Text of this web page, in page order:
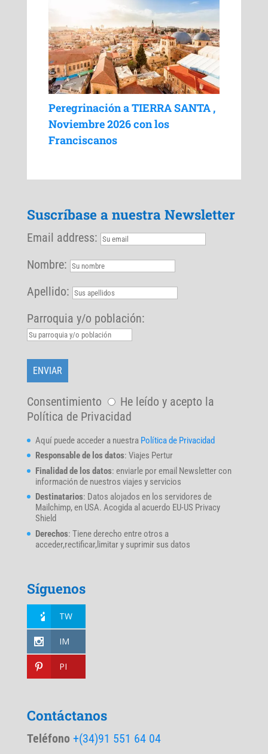
Peregrinación a TIERRA SANTA ,
Noviembre 2026 con los
Franciscanos
Suscríbase a nuestra Newsletter
Email address:
Nombre:
Apellido:
Parroquia y/o población:
Consentimiento
He leído y acepto la
Política de Privacidad
Aquí puede acceder a nuestra Política de Privacidad
Responsable de los datos: Viajes Pertur
Finalidad de los datos: enviarle por email Newsletter con
información de nuestros viajes y servicios
Destinatarios: Datos alojados en los servidores de
Mailchimp, en USA. Acogida al acuerdo EU-US Privacy
Shield
Derechos: Tiene derecho entre otros a
acceder,rectificar,limitar y suprimir sus datos
Síguenos
TW
IM
PI
Contáctanos
Teléfono +(34)91 551 64 04